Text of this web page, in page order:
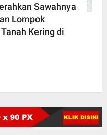
Sawahnya
Lompok
Kering di